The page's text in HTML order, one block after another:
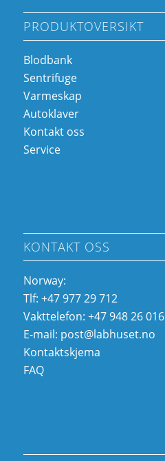
PRODUKTOVERSIKT
Blodbank
Sentrifuge
Varmeskap
Autoklaver
Kontakt oss
Service
KONTAKT OSS
Norway:
Tlf: +47 977 29 712
Vakttelefon: +47 948 26 016
E-mail: post@labhuset.no
Kontaktskjema
FAQ